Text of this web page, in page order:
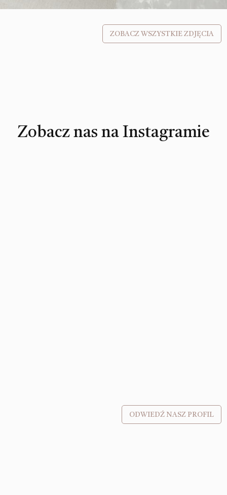
ZOBACZ WSZYSTKIE ZDJĘCIA
Zobacz nas na Instagramie
ODWIEDŹ NASZ PROFIL